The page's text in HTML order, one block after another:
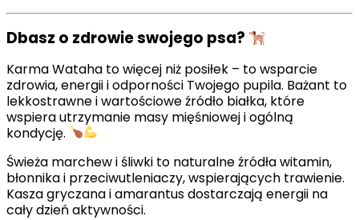
Dbasz o zdrowie swojego psa?
Karma Wataha to więcej niż posiłek – to wsparcie
zdrowia, energii i odporności Twojego pupila. Bażant to
lekkostrawne i wartościowe źródło białka, które
wspiera utrzymanie masy mięśniowej i ogólną
kondycję.
Świeża marchew i śliwki to naturalne źródła witamin,
błonnika i przeciwutleniaczy, wspierających trawienie.
Kasza gryczana i amarantus dostarczają energii na
cały dzień aktywności.